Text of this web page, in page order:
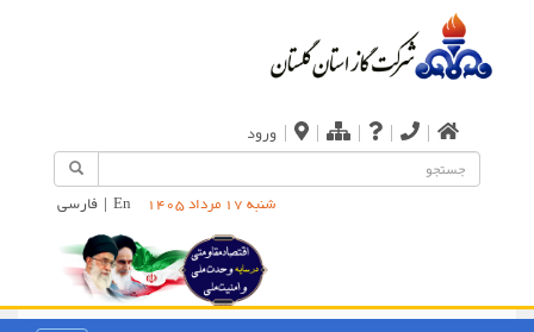
|
|
|
|
| ورود
شنبه 17 مرداد 1405 En
| فارسی